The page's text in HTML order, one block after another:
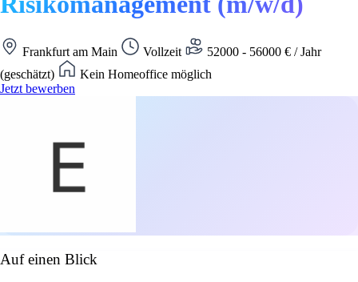
Frankfurt am Main Vollzeit
52000 - 56000 € / Jahr
(geschätzt)
Kein Homeoffice möglich
Jetzt bewerben
Auf einen Blick